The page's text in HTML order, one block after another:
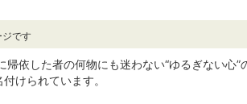
です
帰依した者の何物にも迷わない“ゆるぎない
けられています。